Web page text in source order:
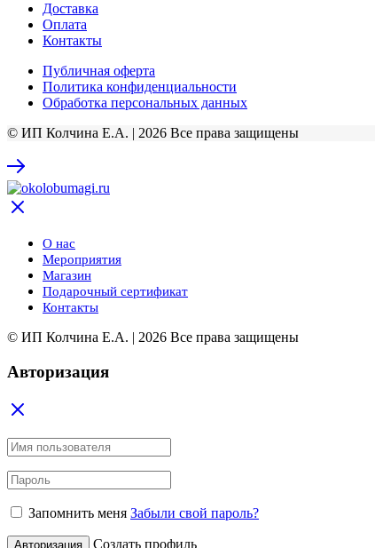
Доставка
Оплата
Контакты
Публичная оферта
Политика конфиденциальности
Обработка персональных данных
© ИП Колчина Е.А. | 2026 Все права защищены
О нас
Мероприятия
Магазин
Подарочный сертификат
Контакты
© ИП Колчина Е.А. | 2026 Все права защищены
Авторизация
Запомнить меня Забыли свой пароль?
Авторизация Создать профиль